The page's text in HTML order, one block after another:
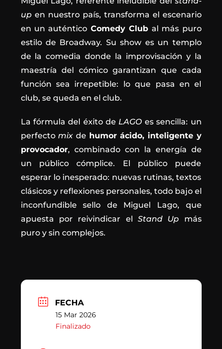
upen nuestro país, transforma el escenario
en un auténtico Comedy Club al más puro
estilo de Broadway. Su show es un templo
de la comedia donde la improvisación y la
maestría del cómico garantizan que cada
función sea irrepetible: lo que pasa en el
club, se queda en el club.
La fórmula del éxito de LAGO es sencilla: un
perfecto mix de humor ácido, inteligente y
provocador, combinado con la energía de
un público cómplice. El público puede
esperar lo inesperado: nuevas rutinas, textos
clásicos y reflexiones personales, todo bajo el
inconfundible sello de Miguel Lago, que
apuesta por reivindicar el Stand Up más
puro y sin complejos.
FECHA
15 Mar 2026
Finalizado